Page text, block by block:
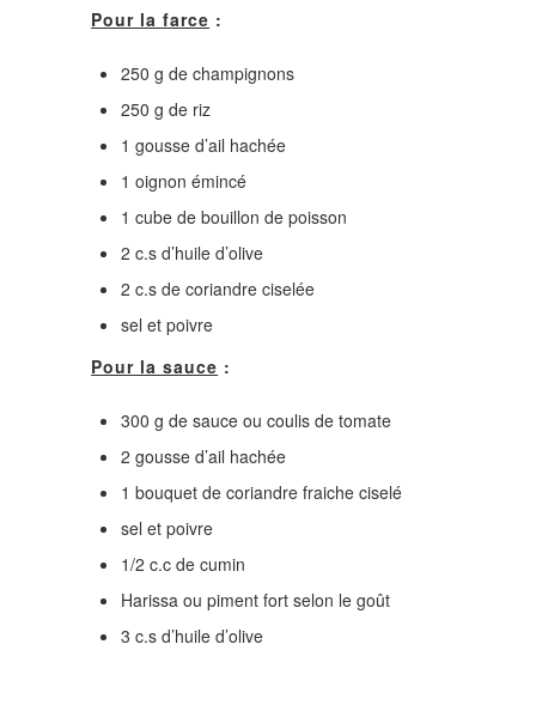
Pour la farce :
250 g de champignons
250 g de riz
1 gousse d’ail hachée
1 oignon émincé
1 cube de bouillon de poisson
2 c.s d’huile d’olive
2 c.s de coriandre ciselée
sel et poivre
Pour la sauce :
300 g de sauce ou coulis de tomate
2 gousse d’ail hachée
1 bouquet de coriandre fraiche ciselé
sel et poivre
1/2 c.c de cumin
Harissa ou piment fort selon le goût
3 c.s d’huile d’olive